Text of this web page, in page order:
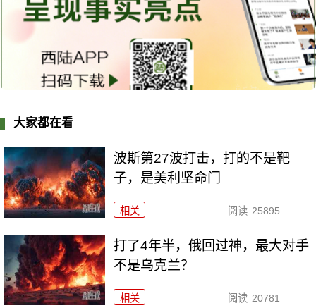
大家都在看
波斯第27波打击，打的不是靶
子，是美利坚命门
相关 阅读 25895
打了4年半，俄回过神，最大对手
不是乌克兰？
相关 阅读 20781